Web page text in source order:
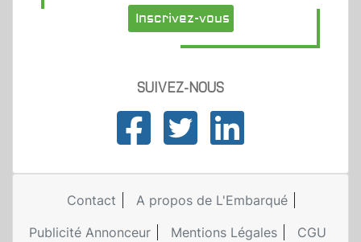
Inscrivez-vous
SUIVEZ-NOUS
Contact
A propos de L'Embarqué
Publicité Annonceur
Mentions Légales CGU